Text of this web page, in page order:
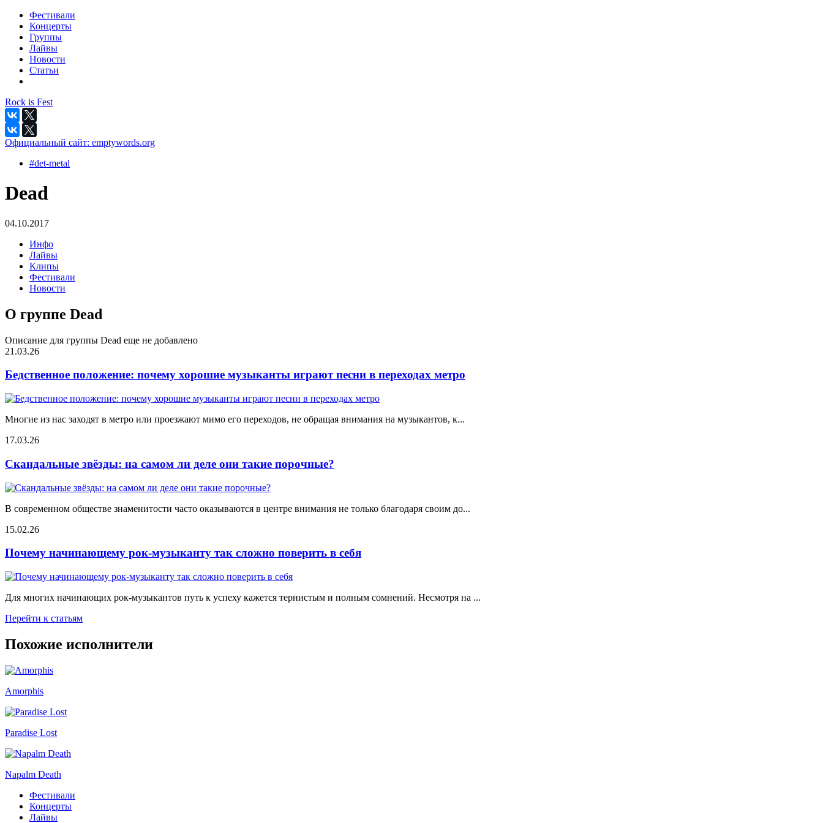
Фестивали
Концерты
Группы
Лайвы
Новости
Статьи
Rock is Fest
Официальный сайт: emptywords.org
#det-metal
Dead
04.10.2017
Инфо
Лайвы
Клипы
Фестивали
Новости
О группе Dead
Описание для группы Dead еще не добавлено
21.03.26
Бедственное положение: почему хорошие музыканты играют песни в переходах метро
Многие из нас заходят в метро или проезжают мимо его переходов, не обращая внимания на музыкантов, к...
17.03.26
Скандальные звёзды: на самом ли деле они такие порочные?
В современном обществе знаменитости часто оказываются в центре внимания не только благодаря своим до...
15.02.26
Почему начинающему рок-музыканту так сложно поверить в себя
Для многих начинающих рок-музыкантов путь к успеху кажется тернистым и полным сомнений. Несмотря на ...
Перейти к статьям
Похожие исполнители
Amorphis
Paradise Lost
Napalm Death
Фестивали
Концерты
Лайвы